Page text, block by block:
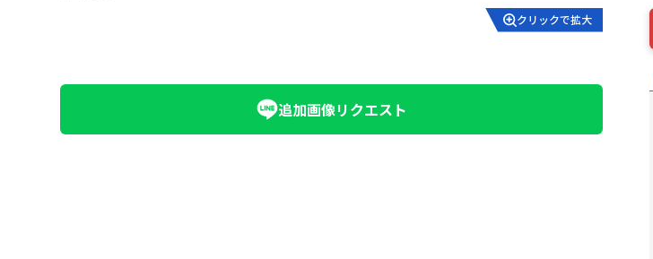
クリックで拡大
追加画像リクエスト